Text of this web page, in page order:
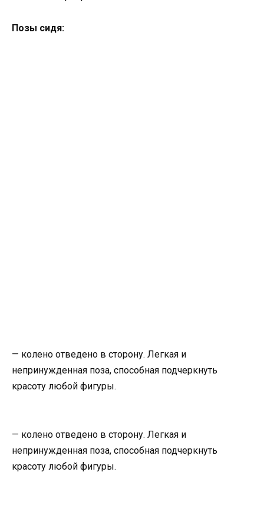
Позы сидя:
— колено отведено в сторону. Легкая и
непринужденная поза, способная подчеркнуть
красоту любой фигуры.
— колено отведено в сторону. Легкая и
непринужденная поза, способная подчеркнуть
красоту любой фигуры.